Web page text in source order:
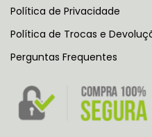
Política de Privacidade
Política de Trocas e
Perguntas Frequentes